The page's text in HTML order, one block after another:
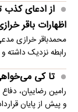
از ادعای
اظهارات باقر
رابطه نزدیک داشته
تا کی
رامین رضاییان،
و پیش از پایان